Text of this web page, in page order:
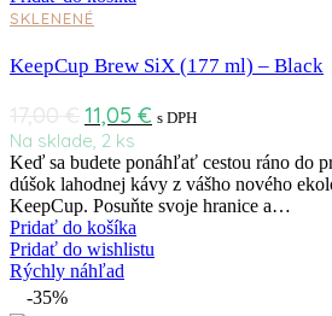
SKLENENÉ
KeepCup Brew SiX (177 ml) – Black
11,05 € s DPH
Na sklade, 2 ks
Keď sa budete ponáhľať cestou ráno do
dúšok lahodnej kávy z vášho nového
KeepCup. Posuňte svoje hranice a…
Pridať do košíka
Pridať do wishlistu
Rýchly náhľad
-35%